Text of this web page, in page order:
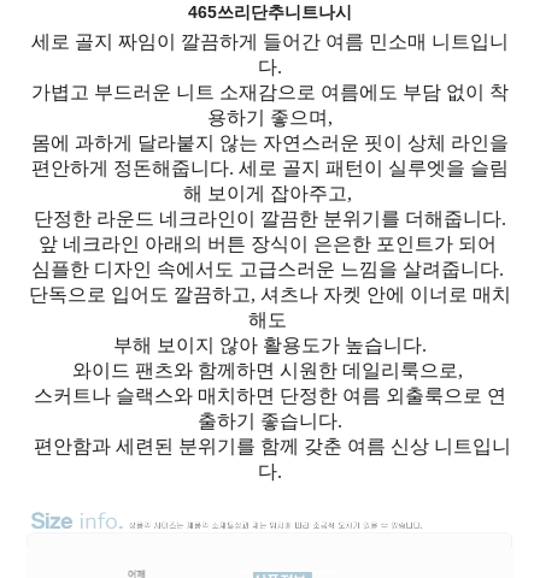
465쓰리단추니트나시
세로 골지 짜임이 깔끔하게 들어간 여름 민소매 니트입니
다.
가볍고 부드러운 니트 소재감으로 여름에도 부담 없이 착
용하기 좋으며,
몸에 과하게 달라붙지 않는 자연스러운 핏이 상체 라인을
편안하게 정돈해줍니다. 세로 골지 패턴이 실루엣을 슬림
해 보이게 잡아주고,
단정한 라운드 네크라인이 깔끔한 분위기를 더해줍니다.
앞 네크라인 아래의 버튼 장식이 은은한 포인트가 되어
심플한 디자인 속에서도 고급스러운 느낌을 살려줍니다.
단독으로 입어도 깔끔하고, 셔츠나 자켓 안에 이너로 매치
해도
부해 보이지 않아 활용도가 높습니다.
와이드 팬츠와 함께하면 시원한 데일리룩으로,
스커트나 슬랙스와 매치하면 단정한 여름 외출룩으로 연
출하기 좋습니다.
편안함과 세련된 분위기를 함께 갖춘 여름 신상 니트입니
다.